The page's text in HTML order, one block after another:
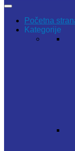
Početna
Kategorije